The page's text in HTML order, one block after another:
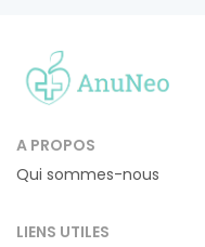
A PROPOS
Qui sommes-nous
LIENS UTILES